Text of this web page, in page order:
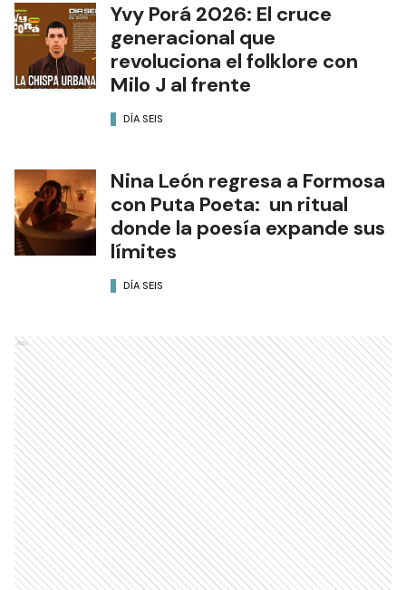
Yvy Porá 2026: El cruce
generacional que
revoluciona el folklore con
Milo J al frente
DÍA SEIS
Nina León regresa a Formosa
con Puta Poeta: un ritual
donde la poesía expande sus
límites
DÍA SEIS
Ads